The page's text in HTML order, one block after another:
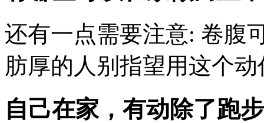
还有一点需要注意: 卷腹
肪厚的人别指望用这个
自己在家，有动除了跑